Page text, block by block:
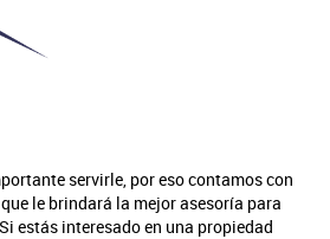
servirle, por eso contamos con
le brindará la mejor asesoría para
estás interesado en una propiedad